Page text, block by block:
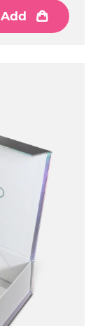
Add